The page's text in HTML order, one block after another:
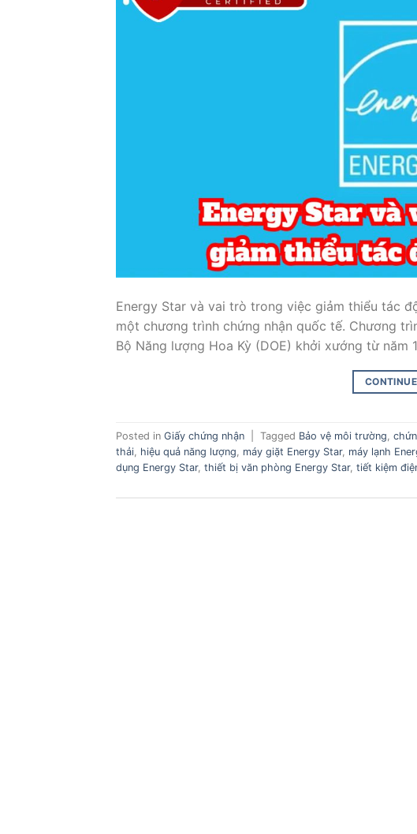
Energy Star và vai trò trong việc giảm thiểu tác
một chương trình chứng nhận quốc tế. Chương
Bộ Năng lượng Hoa Kỳ (DOE) khởi xướng từ
Posted in Giấy chứng nhận Tagged Bảo vệ môi trường
thải hiệu quả năng lượng máy giặt Energy Star, máy lạnh
dụng Energy Star, thiết bị văn phòng Energy Star, tiết kiệm